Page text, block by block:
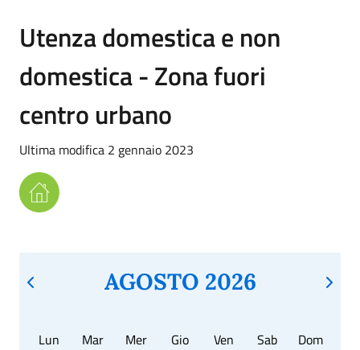
Utenza domestica e non
domestica - Zona fuori
centro urbano
Ultima modifica 2 gennaio 2023
AGOSTO 2026
Lun Mar Mer Gio Ven Sab Dom